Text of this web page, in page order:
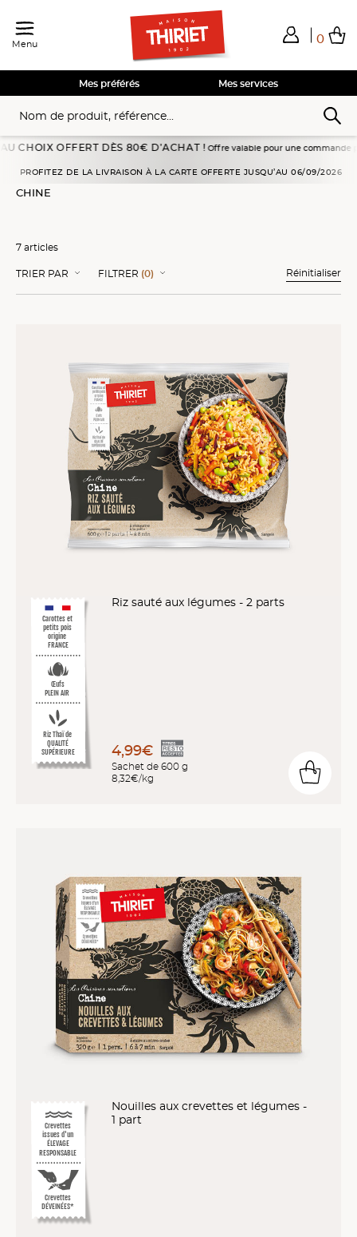
Menu 0
Total de mes achats
Voir mon panier
Voir mon panier
Voir mon panier
Voir mon panier
Mes services
Mes préférés
OFFERT DÈS 80€ D’ACHAT !Offre valable pour une commande passée
PROFITEZ DE LA LIVRAISON À LA CARTE OFFERTE JUSQU’AU 06/09/2026
CHINE
7 articles
TRIER PAR FILTRER (0) Réinitialiser
Carottes et
petits pois
origine
FRANCE
Riz Thaï de
QUALITÉ
SUPÉRIEURE
Œufs
PLEIN AIR
Riz sauté aux légumes - 2 parts
4,99€
Sachet de 600 g
8,32€/kg
Crevettes
issues d'un
ÉLEVAGE
RESPONSABLE
Crevettes
DÉVEINÉES*
Nouilles aux crevettes et légumes -
1 part